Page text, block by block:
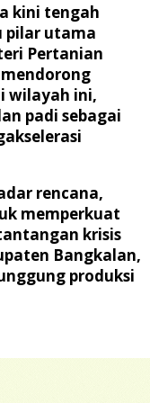
kini tengah
pilar utama
Pertanian
wilayah ini,
padi sebagai
rencana,
memperkuat
krisis
Bangkalan,
produksi